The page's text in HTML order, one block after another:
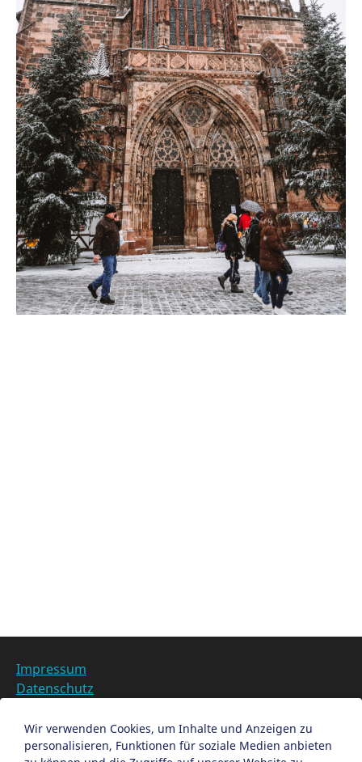
Impressum
Datenschutz
Datenschutzeinstellungen anpassen
Wir verwenden Cookies, um Inhalte und Anzeigen zu
personalisieren, Funktionen für soziale Medien anbieten